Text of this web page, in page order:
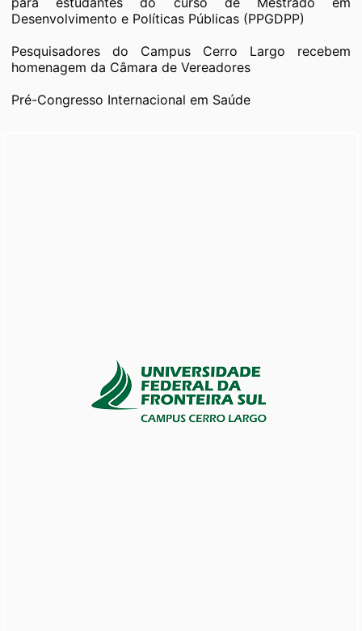
Desenvolvimento e Políticas Públicas (PPGDPP)
Pesquisadores do Campus Cerro Largo recebem
homenagem da Câmara de Vereadores
Pré-Congresso Internacional em Saúde